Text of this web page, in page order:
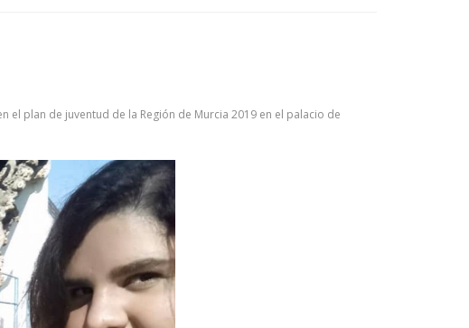
el plan de juventud de la Región de Murcia 2019 en el palacio de